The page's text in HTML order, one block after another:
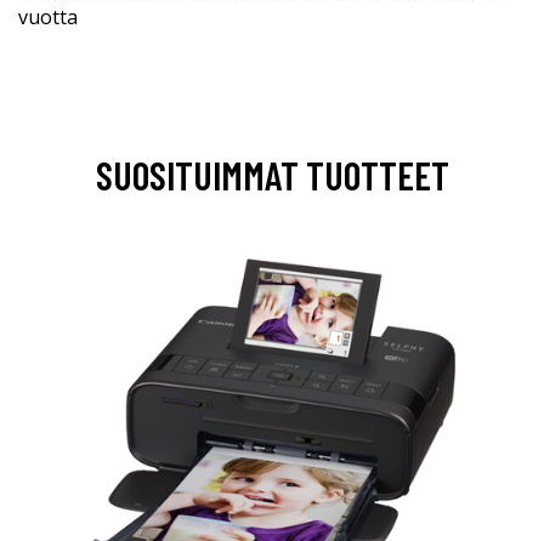
vuotta
SUOSITUIMMAT TUOTTEET